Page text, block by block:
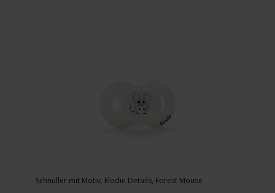
Schnuller mit Motiv, Elodie Details, Forest Mouse